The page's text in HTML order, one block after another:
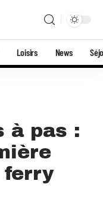
Loisirs News
à pas :
ferry